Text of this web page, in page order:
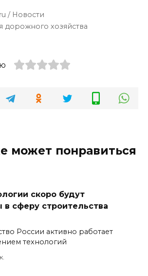
/ Новости
хозяйства
может понравиться
скоро будут
в сферу строительства
России активно работает
технологий